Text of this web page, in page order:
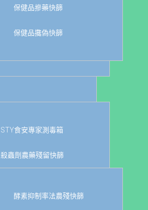
保健品摻藥快篩
保健品攙偽快篩
STY食安專家測毒箱
殺蟲劑農藥殘留快篩
酵素抑制率法農殘快篩